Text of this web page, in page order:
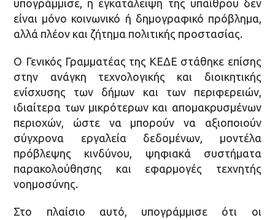
υπογράμμισε, η εγκατάλειψη της υπαίθρου δεν
είναι μόνο κοινωνικό ή δημογραφικό πρόβλημα,
αλλά πλέον και ζήτημα πολιτικής προστασίας.
Ο Γενικός Γραμματέας της ΚΕΔΕ στάθηκε επίσης
στην ανάγκη τεχνολογικής και διοικητικής
ενίσχυσης των δήμων και των περιφερειών,
ιδιαίτερα των μικρότερων και απομακρυσμένων
περιοχών, ώστε να μπορούν να αξιοποιούν
σύγχρονα εργαλεία δεδομένων, μοντέλα
πρόβλεψης κινδύνου, ψηφιακά συστήματα
παρακολούθησης και εφαρμογές τεχνητής
νοημοσύνης.
Στο πλαίσιο αυτό, υπογράμμισε ότι οι